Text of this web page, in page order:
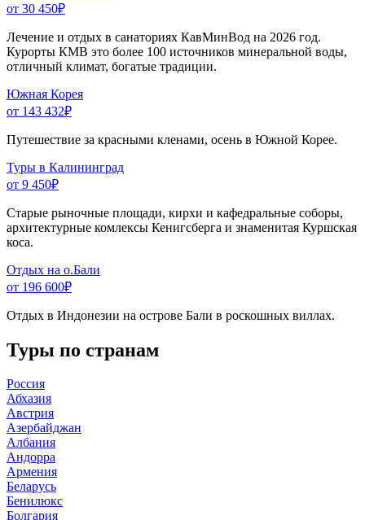
от 30 450₽
Лечение и отдых в санаториях КавМинВод на 2026 год.
Курорты КМВ это более 100 источников минеральной воды,
отличный климат, богатые традиции.
Южная Корея
от 143 432₽
Путешествие за красными кленами, осень в Южной Корее.
Туры в Калининград
от 9 450₽
Старые рыночные площади, кирхи и кафедральные соборы,
архитектурные комлексы Кенигсберга и знаменитая Куршская
коса.
Отдых на о.Бали
от 196 600₽
Отдых в Индонезии на острове Бали в роскошных виллах.
Туры по странам
Россия
Абхазия
Австрия
Азербайджан
Албания
Андорра
Армения
Беларусь
Бенилюкс
Болгария